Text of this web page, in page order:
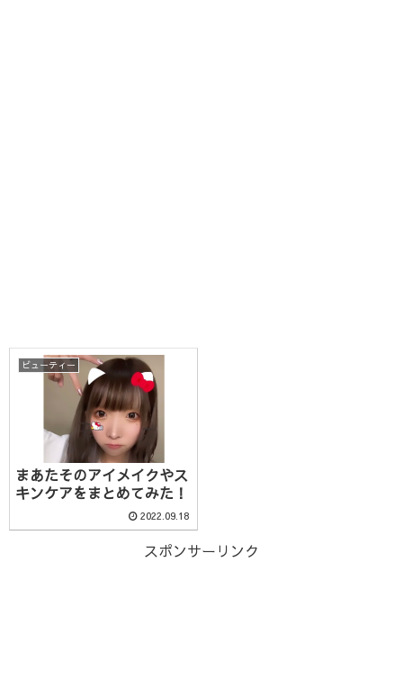
ビューティー
まあたそのアイメイクやス
キンケアをまとめてみた！
2022.09.18
スポンサーリンク